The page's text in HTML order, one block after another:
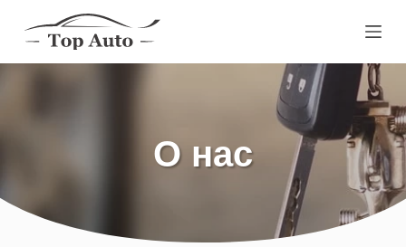
e
k
О нас